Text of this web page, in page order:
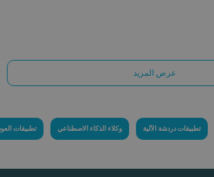
عرض المزيد
تطبيقات دردشة الآلية وكلاء الذكاء الاصطناعي تطبيقات